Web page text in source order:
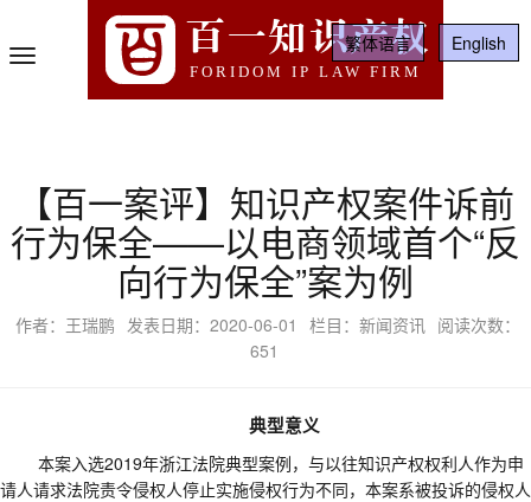
百一知识产权
FORIDOM IP LAW FIRM
English
繁体语言
Toggle
Navigation
【百一案评】知识产权案件诉前
行为保全——以电商领域首个“反
向行为保全”案为例
作者：王瑞鹏 发表日期：2020-06-01 栏目：新闻资讯 阅读次数：
651
典型意义
本案入选2019年浙江法院典型案例，与以往知识产权权利人作为申
请人请求法院责令侵权人停止实施侵权行为不同，本案系被投诉的侵权人